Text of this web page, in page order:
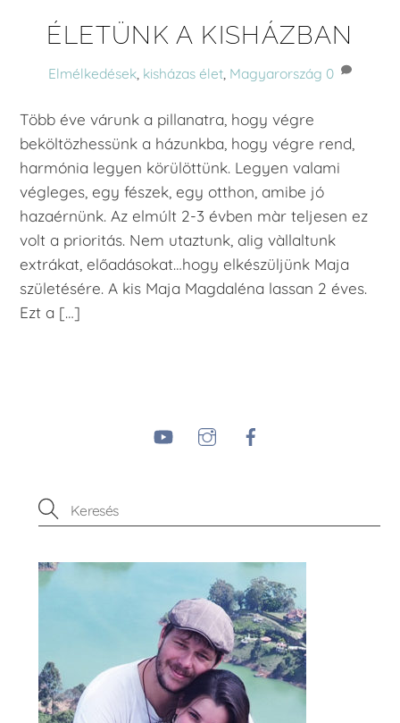
ÉLETÜNK A KISHÁZBAN
Elmélkedések, kisházas élet, Magyarország 0
Több éve várunk a pillanatra, hogy végre
beköltözhessünk a házunkba, hogy végre rend,
harmónia legyen körülöttünk. Legyen valami
végleges, egy fészek, egy otthon, amibe jó
hazaérnünk. Az elmúlt 2-3 évben màr teljesen ez
volt a prioritás. Nem utaztunk, alig vàllaltunk
extrákat, előadásokat…hogy elkészüljünk Maja
születésére. A kis Maja Magdaléna lassan 2 éves.
Ezt a […]
YouTube Instagram